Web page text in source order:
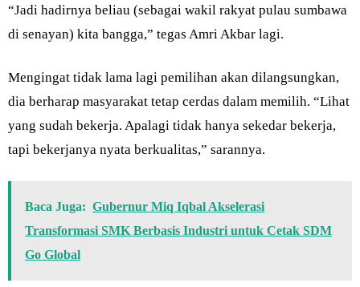
“Jadi hadirnya beliau (sebagai wakil rakyat pulau sumbawa
di senayan) kita bangga,” tegas Amri Akbar lagi.
Mengingat tidak lama lagi pemilihan akan dilangsungkan,
dia berharap masyarakat tetap cerdas dalam memilih. “Lihat
yang sudah bekerja. Apalagi tidak hanya sekedar bekerja,
tapi bekerjanya nyata berkualitas,” sarannya.
Baca Juga: Gubernur Miq Iqbal Akselerasi
Transformasi SMK Berbasis Industri untuk Cetak SDM
Go Global